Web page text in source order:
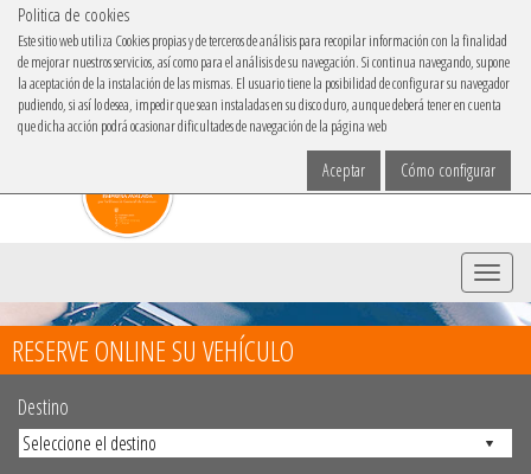
Politica de cookies
Este sitio web utiliza Cookies propias y de terceros de análisis para recopilar información con la finalidad
de mejorar nuestros servicios, así como para el análisis de su navegación. Si continua navegando, supone
la aceptación de la instalación de las mismas. El usuario tiene la posibilidad de configurar su navegador
pudiendo, si así lo desea, impedir que sean instaladas en su disco duro, aunque deberá tener en cuenta
que dicha acción podrá ocasionar dificultades de navegación de la página web
Cómo configurar
Aceptar
Elige tu idioma
Menu
RESERVE ONLINE SU VEHÍCULO
Destino